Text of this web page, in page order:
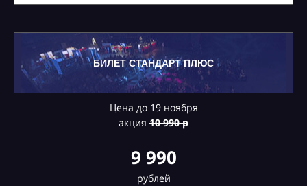
БИЛЕТ СТАНДАРТ ПЛЮС
Цена до 19 ноября
акция 10990 р
9 990
рублей